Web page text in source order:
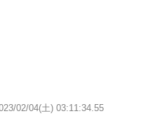
02/04(土) 03:11:34.55